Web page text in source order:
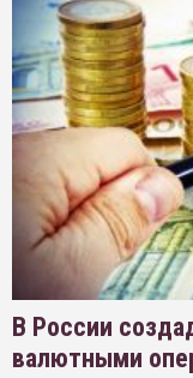
В России
валютными